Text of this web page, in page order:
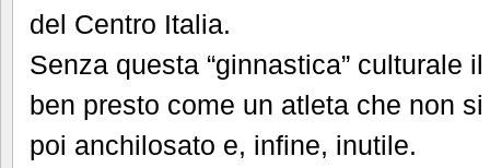
del Centro Italia.
Senza questa “ginnastica” culturale
ben presto come un atleta che non
poi anchilosato e, infine, inutile.